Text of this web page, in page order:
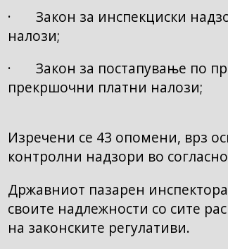
· Закон за инспекциски
налози;
· Закон за постапување по
прекршочни платни налози;
Изречени се 43 опомени, врз
контролни надзори во
Државниот пазарен
своите надлежности со сите
на законските регулативи.